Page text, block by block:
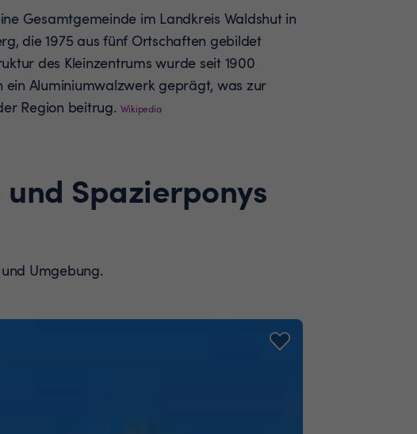
Gesamtgemeinde im Landkreis Waldshut in
die 1975 aus fünf Ortschaften gebildet
des Kleinzentrums wurde seit 1900
ein Aluminiumwalzwerk geprägt, was zur
Region beitrug. Wikipedia
Spazierponys
Umgebung.